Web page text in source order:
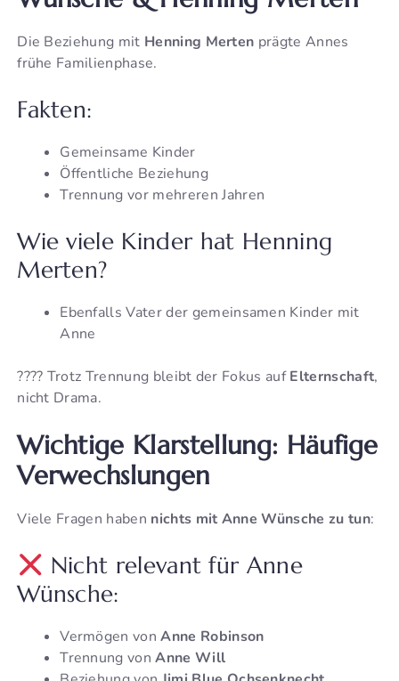
Die Beziehung mit Henning Merten prägte Annes
frühe Familienphase.
Fakten:
Gemeinsame Kinder
Öffentliche Beziehung
Trennung vor mehreren Jahren
Wie viele Kinder hat Henning
Merten?
Ebenfalls Vater der gemeinsamen Kinder mit
Anne
???? Trotz Trennung bleibt der Fokus aufElternschaft,
nicht Drama.
Wichtige Klarstellung: Häufige
Verwechslungen
Viele Fragen haben nichts mit Anne Wünsche zu tun:
Nicht relevant für Anne
Wünsche:
Vermögen vonAnne Robinson
Trennung vonAnne Will